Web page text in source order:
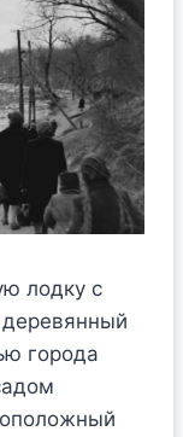
лодку с
города